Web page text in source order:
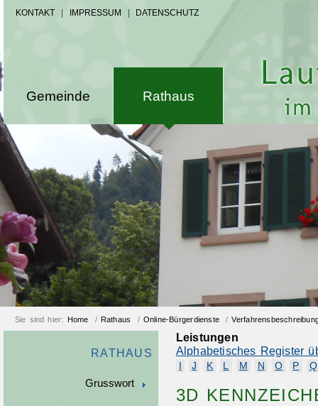
KONTAKT IMPRESSUM DATENSCHUTZ
Gemeinde Rathaus
Sie sind hier: Home / Rathaus / Online-Bürgerdienste /
RATHAUS
Grusswort
Leistungen
Alphabetisches Register
J K L M N O P Q
3D